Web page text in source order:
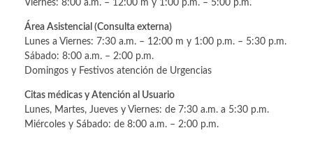
Viernes: 8:00 a.m. – 12:00 m y 1:00 p.m. – 5:00 p.m.
Área Asistencial (Consulta externa)
Lunes a Viernes: 7:30 a.m. – 12:00 m y 1:00 p.m. – 5:30 p.m.
Sábado: 8:00 a.m. – 2:00 p.m.
Domingos y Festivos atención de Urgencias
Citas médicas y Atención al Usuario
Lunes, Martes, Jueves y Viernes: de 7:30 a.m. a 5:30 p.m.
Miércoles y Sábado: de 8:00 a.m. – 2:00 p.m.